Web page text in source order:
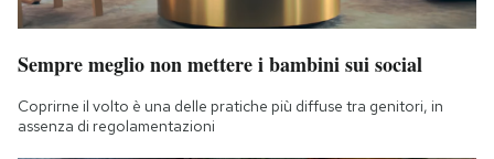
Sempre meglio non mettere i bambini sui social
Coprirne il volto è una delle pratiche più diffuse tra genitori, in
assenza di regolamentazioni